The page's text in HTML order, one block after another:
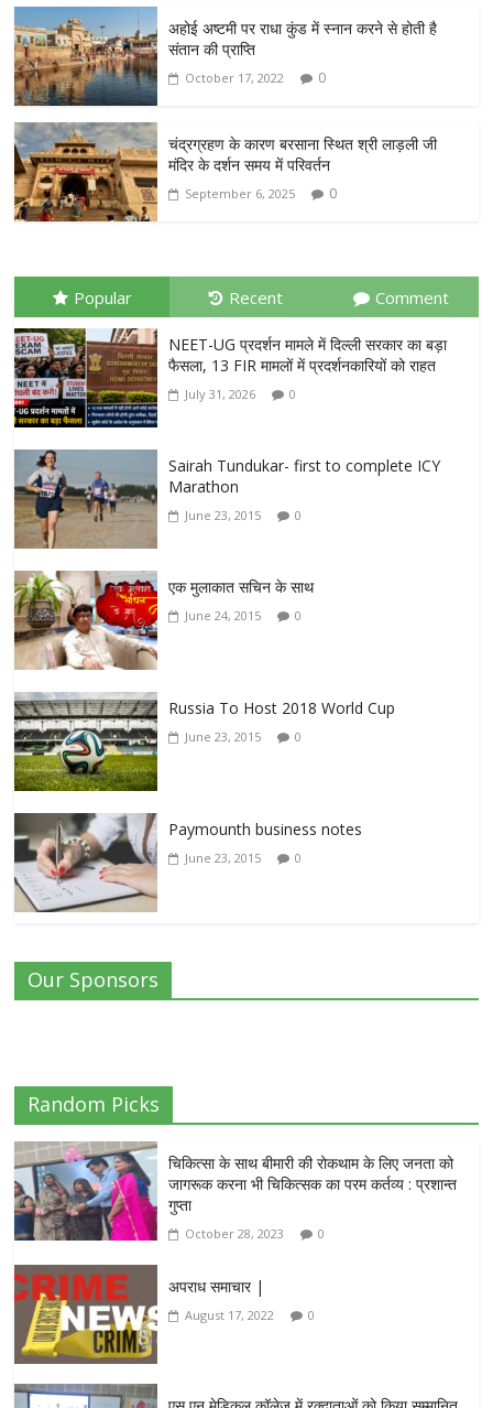
अहोई अष्टमी पर राधा कुंड में स्नान करने से होती है
संतान की प्राप्ति
October 17, 2022 0
चंद्रग्रहण के कारण बरसाना स्थित श्री लाड़ली जी
मंदिर के दर्शन समय में परिवर्तन
September 6, 2025 0
Popular Recent Comment
NEET-UG प्रदर्शन मामले में दिल्ली सरकार का बड़ा
फैसला, 13 FIR मामलों में प्रदर्शनकारियों को राहत
July 31, 2026 0
Sairah Tundukar- first to complete ICY
Marathon
June 23, 2015 0
एक मुलाकात सचिन के साथ
June 24, 2015 0
Russia To Host 2018 World Cup
June 23, 2015 0
Paymounth business notes
June 23, 2015 0
Our Sponsors
Random Picks
चिकित्सा के साथ बीमारी की रोकथाम के लिए जनता को
जागरूक करना भी चिकित्सक का परम कर्तव्य : प्रशान्त
गुप्ता
October 28, 2023 0
अपराध समाचार |
August 17, 2022 0